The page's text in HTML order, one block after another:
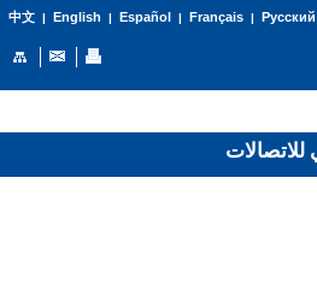
中文| English | Español | Français| Русский
للاتصالات